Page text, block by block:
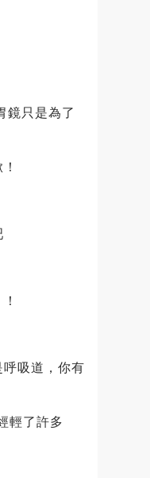
鏡只是為了
吸道，你有
輕了許多